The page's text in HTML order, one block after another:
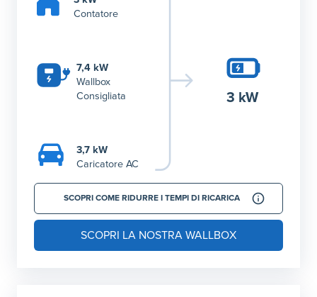
Contatore
7,4 kW
Wallbox
Consigliata
3,7 kW
Caricatore AC
3 kW
SCOPRI COME RIDURRE I TEMPI DI RICARICA
SCOPRI LA NOSTRA WALLBOX